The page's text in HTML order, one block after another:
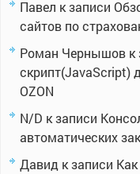
Павел к записи
сайтов по
Роман Чернышов к
скрипт(JavaScript)
OZON
N/D к записи
автоматических
Давид к записи